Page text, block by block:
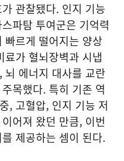
관찰됐다. 인지 기능
파탐 투여군은 기억력
르게 떨어지는 양상
가 혈뇌장벽과 시냅
뇌 에너지 대사를 교란
목했다. 특히 기존 역
, 고혈압, 인지 기능 저
어져 왔던 만큼, 이번
제공하는 셈이 된다.